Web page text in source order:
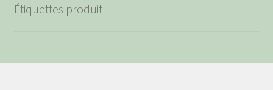
Étiquettes produit